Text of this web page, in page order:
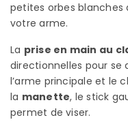
petites orbes
votre arme.
La prise en main au
directionnelles pour se
l’arme principale et le
la manette, le stick
permet de viser.